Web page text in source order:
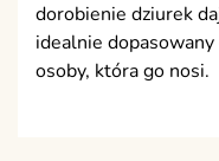
dorobienie dziurek
idealnie
osoby, która go nosi.